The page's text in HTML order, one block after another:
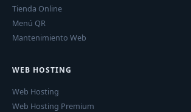
Tienda Online
Menú QR
Mantenimiento Web
WEB HOSTING
Web Hosting
Web Hosting Premium